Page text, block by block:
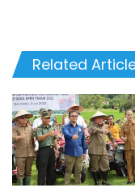
Related